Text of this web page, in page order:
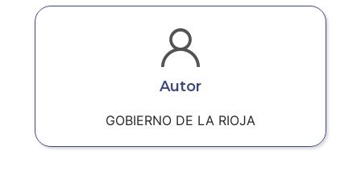
Autor
GOBIERNO DE LA RIOJA